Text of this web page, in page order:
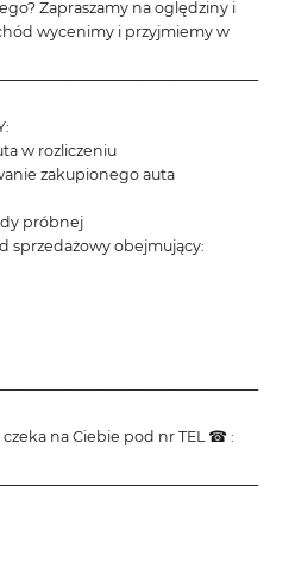
Zapraszamy na oględziny i
wycenimy i przyjmiemy w
w rozliczeniu
zakupionego auta
próbnej
sprzedażowy obejmujący:
na Ciebie pod nr TEL ☎ :